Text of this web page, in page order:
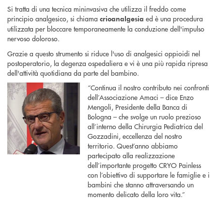
Si tratta di una tecnica mininvasiva che utilizza il freddo come
principio analgesico, si chiama crioanalgesia ed è una procedura
utilizzata per bloccare temporaneamente la conduzione dell'impulso
nervoso doloroso.
Grazie a questo strumento si riduce l'uso di analgesici oppioidi nel
postoperatorio, la degenza ospedaliera e vi è una più rapida ripresa
dell'attività quotidiana da parte del bambino.
“Continua il nostro contributo nei confronti
dell’Associazione Amaci – dice Enzo
Mengoli, Presidente della Banca di
Bologna – che svolge un ruolo prezioso
all’interno della Chirurgia Pediatrica del
Gozzadini, eccellenza del nostro
territorio. Quest’anno abbiamo
partecipato alla realizzazione
dell’importante progetto CRYO Painless
con l’obiettivo di supportare le famiglie e i
bambini che stanno attraversando un
momento delicato della loro vita.”